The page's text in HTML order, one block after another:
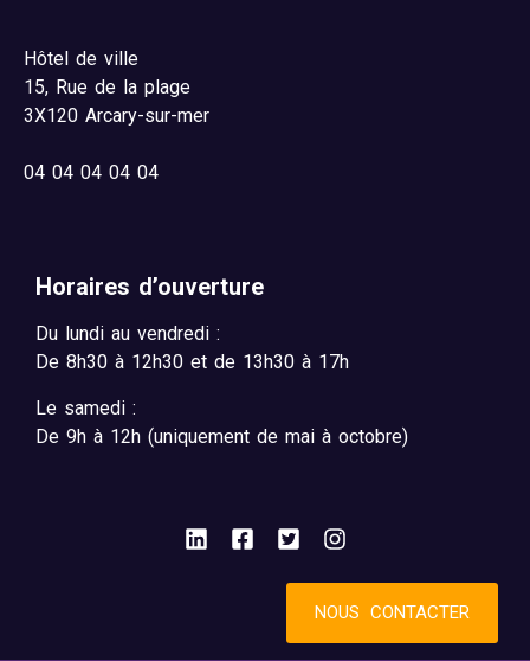
Hôtel de ville
15, Rue de la plage
3X120 Arcary-sur-mer
04 04 04 04 04
Horaires d’ouverture
Du lundi au vendredi :
De 8h30 à 12h30 et de 13h30 à 17h
Le samedi :
De 9h à 12h (uniquement de mai à octobre)
NOUS CONTACTER